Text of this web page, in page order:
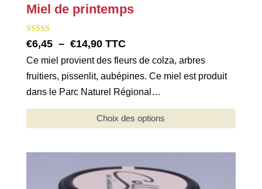
Miel de printemps
Note
5.00
sur 5
€6,45 – €14,90Plage
de
prix :
€6,45
à
€14,90
TTC
Ce miel provient des fleurs de colza, arbres
fruitiers, pissenlit, aubépines. Ce miel est produit
dans le Parc Naturel Régional…
Choix des options
produit
plusieurs